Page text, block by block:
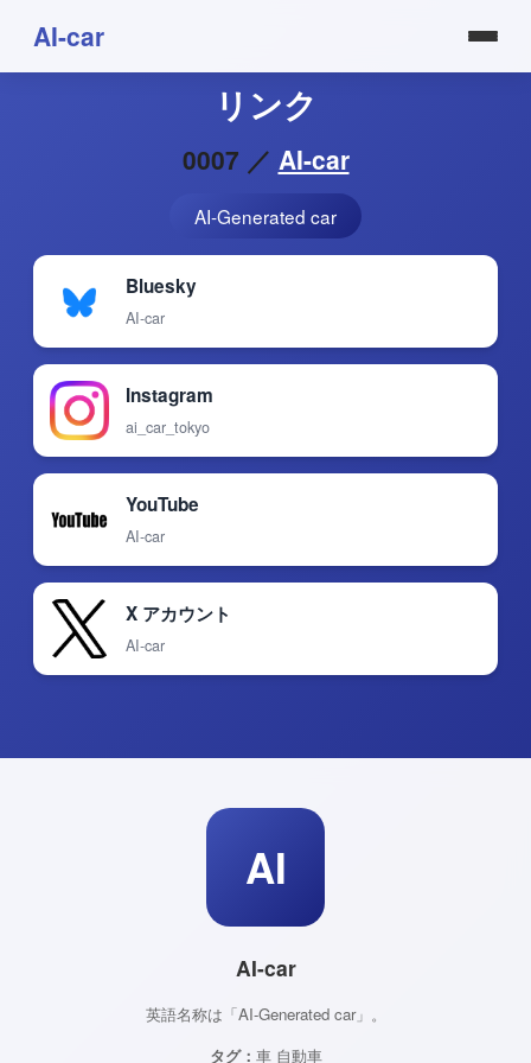
AI-car
リンク
0007 ／ AI-car
AI-Generated car
Bluesky
AI-car
Instagram
ai_car_tokyo
YouTube
AI-car
X アカウント
AI-car
AI
AI-car
英語名称は「AI-Generated car」。
タグ： 車 自動車